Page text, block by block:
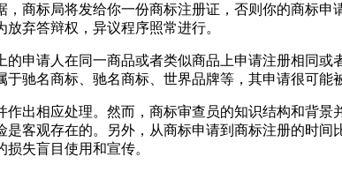
商标局将发给你一份商标注册证，否则你的商标
弃答辩权，异议程序照常进行。
申请人在同一商品或者类似商品上申请注册相同或
驰名商标、驰名商标、世界品牌等，其申请很可能
出相应处理。然而，商标审查员的知识结构和背
客观存在的。另外，从商标申请到商标注册的时
失盲目使用和宣传。